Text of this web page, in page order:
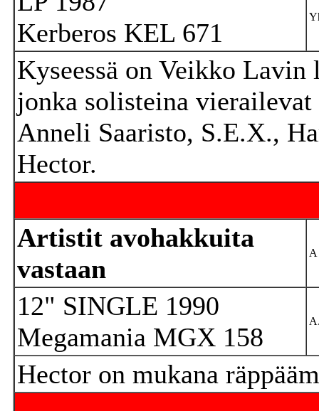
Kerberos KEL 671
Kyseessä on Veikko
jonka solisteina
Anneli Saaristo, S.E.X.,
Hector.
Artistit avohakkuita
vastaan
A
12" SINGLE 1990
Megamania MGX 158
Hector on mukana